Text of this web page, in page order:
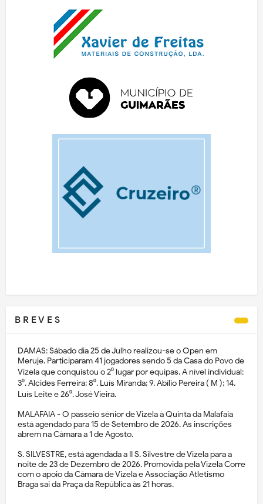
B R E V E S
DAMAS: Sábado dia 25 de Julho realizou-se o Open em
Meruje. Participaram 41 jogadores sendo 5 da Casa do Povo de
Vizela que conquistou o 2⁰ lugar por equipas. A nível individual:
3⁰. Alcides Ferreira; 8⁰. Luís Miranda; 9. Abílio Pereira ( M ); 14.
Luís Leite e 26⁰. José Vieira.
MALAFAIA - O passeio sénior de Vizela à Quinta da Malafaia
está agendado para 15 de Setembro de 2026. As inscrições
abrem na Câmara a 1 de Agosto.
S. SILVESTRE, está agendada a II S. Silvestre de Vizela para a
noite de 23 de Dezembro de 2026. Promovida pela Vizela Corre
com o apoio da Câmara de Vizela e Associação Atletismo
Braga sai da Praça da República às 21 horas.